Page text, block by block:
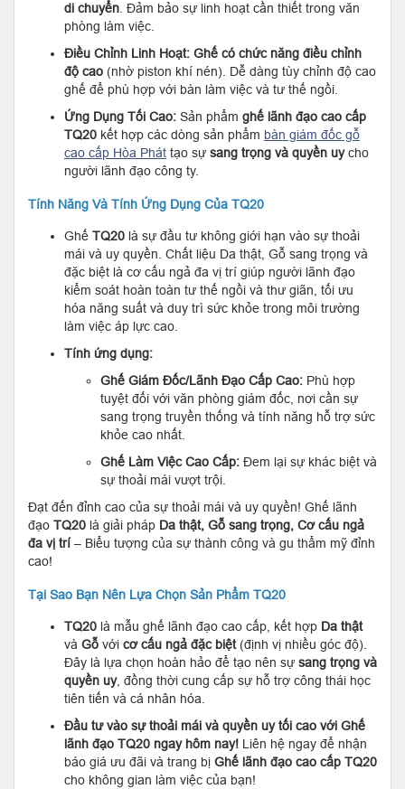
di chuyển. Đảm bảo sự linh hoạt cần thiết trong văn
phòng làm việc.
Điều Chỉnh Linh Hoạt: Ghế có chức năng điều chỉnh
độ cao (nhờ piston khí nén). Dễ dàng tùy chỉnh độ cao
ghế để phù hợp với bàn làm việc và tư thế ngồi.
Ứng Dụng Tối Cao: Sản phẩm ghế lãnh đạo cao cấp
TQ20 kết hợp các dòng sản phẩm bàn giám đốc gỗ
cao cấp Hòa Phát tạo sự sang trọng và quyền uycho
người lãnh đạo công ty.
Tính Năng Và Tính Ứng Dụng Của TQ20
Ghế TQ20 là sự đầu tư không giới hạn vào sự thoải
mái và uy quyền. Chất liệu Da thật, Gỗ sang trọng và
đặc biệt là cơ cấu ngả đa vị trí giúp người lãnh đạo
kiểm soát hoàn toàn tư thế ngồi và thư giãn, tối ưu
hóa năng suất và duy trì sức khỏe trong môi trường
làm việc áp lực cao.
Tính ứng dụng:
Ghế Giám Đốc/Lãnh Đạo Cấp Cao: Phù hợp
tuyệt đối với văn phòng giám đốc, nơi cần sự
sang trọng truyền thống và tính năng hỗ trợ sức
khỏe cao nhất.
Ghế Làm Việc Cao Cấp: Đem lại sự khác biệt và
sự thoải mái vượt trội.
Đạt đến đỉnh cao của sự thoải mái và uy quyền! Ghế lãnh
đạo TQ20 là giải pháp Da thật, Gỗ sang trọng, Cơ cấu ngả
đa vị trí – Biểu tượng của sự thành công và gu thẩm mỹ đỉnh
cao!
Tại Sao Bạn Nên Lựa Chọn Sản Phẩm TQ20
TQ20 là mẫu ghế lãnh đạo cao cấp, kết hợp Da thật
và Gỗ với cơ cấu ngả đặc biệt(định vị nhiều góc độ).
Đây là lựa chọn hoàn hảo để tạo nên sự sang trọng và
quyền uy, đồng thời cung cấp sự hỗ trợ công thái học
tiên tiến và cá nhân hóa.
Đầu tư vào sự thoải mái và quyền uy tối cao với Ghế
lãnh đạo TQ20 ngay hôm nay! Liên hệ ngay để nhận
báo giá ưu đãi và trang bị Ghế lãnh đạo cao cấp TQ20
cho không gian làm việc của bạn!